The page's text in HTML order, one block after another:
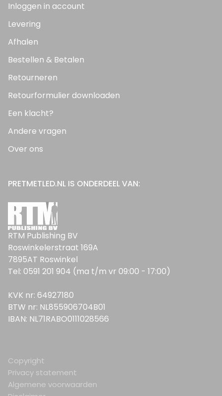
Inloggen in account
Levering
Afhalen
Bestellen & Betalen
Retourneren
Retourformulier downloaden
Een klacht?
Andere vragen
Over ons
PRETMETLED.NL IS ONDERDEEL VAN:
RTM Publishing BV
Roswinkelerstraat 169A
7895AT Roswinkel
Tel: 0591 201 904 (ma t/m vr 09:00 - 17:00)
KVK nr: 64927180
BTW nr: NL855906704B01
IBAN: NL71RABO0111028566
Copyright
Privacy statement
Algemene voorwaarden